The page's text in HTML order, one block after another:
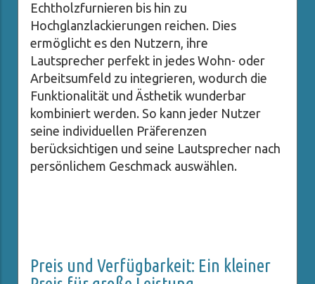
Echtholzfurnieren bis hin zu
Hochglanzlackierungen reichen. Dies
ermöglicht es den Nutzern, ihre
Lautsprecher perfekt in jedes Wohn- oder
Arbeitsumfeld zu integrieren, wodurch die
Funktionalität und Ästhetik wunderbar
kombiniert werden. So kann jeder Nutzer
seine individuellen Präferenzen
berücksichtigen und seine Lautsprecher nach
persönlichem Geschmack auswählen.
Preis und Verfügbarkeit: Ein kleiner